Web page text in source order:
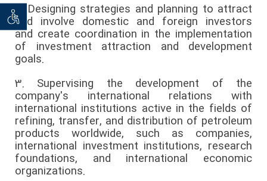
توان Designing strategies and planning to attract
and involve domestic and foreign investors
and create coordination in the implementation
of investment attraction and development
goals.
3. Supervising the development of the
company's international relations with
international institutions active in the fields of
refining, transfer, and distribution of petroleum
products worldwide, such as companies,
international investment institutions, research
foundations, and international economic
organizations.